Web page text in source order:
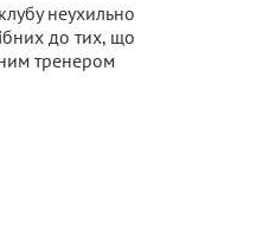
неухильно
до тих, що
тренером